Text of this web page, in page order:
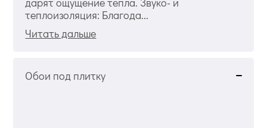
теплоизоляция: Благода...
Читать дальше
Обои под плитку